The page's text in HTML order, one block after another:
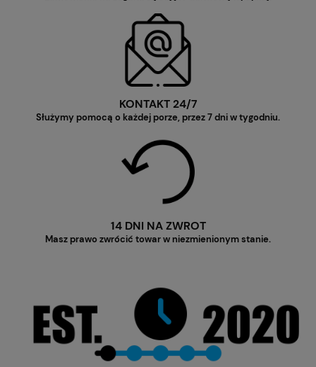
KONTAKT 24/7
Służymy pomocą o każdej porze, przez 7 dni w tygodniu.
14 DNI NA ZWROT
Masz prawo zwrócić towar w niezmienionym stanie.